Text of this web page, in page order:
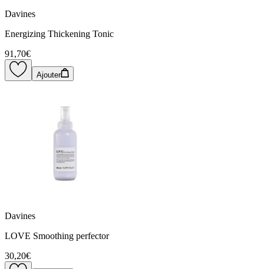
Davines
Energizing Thickening Tonic
91,70€
Ajouter
Davines
LOVE Smoothing perfector
30,20€